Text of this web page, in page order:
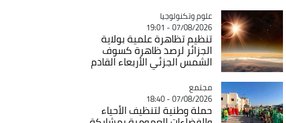
Catégorie
علوم وتكنولوجيا
07/08/2026 - 19:01
تنظيم تظاهرة علمية بولاية
الجزائر لرصد ظاهرة كسوف
الشمس الجزئي الأربعاء القادم
Catégorie
مجتمع
07/08/2026 - 18:40
حملة وطنية لتنظيف الأحياء